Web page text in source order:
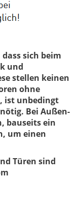
sich beim
und
stellen keinen
ohne
ist unbedingt
Bei Außen-
bauseits ein
um einen
Türen sind